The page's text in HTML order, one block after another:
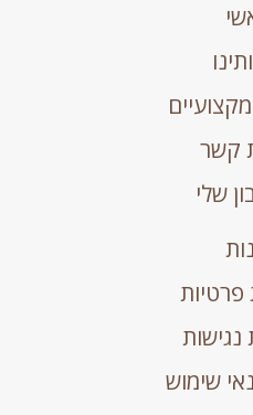
קשר
שלי
פרטיות
שימוש